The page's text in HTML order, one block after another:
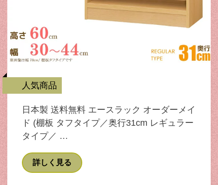
人気商品
日本製 送料無料 エースラック オーダーメイ
ド (棚板 タフタイプ／奥行31cm レギュラー
タイプ／ …
詳しく見る